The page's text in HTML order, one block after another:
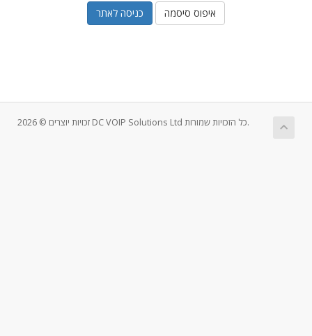
איפוס סיסמה
זכויות יוצרים © 2026 DC VOIP Solutions Ltd כל הזכויות שמורות.